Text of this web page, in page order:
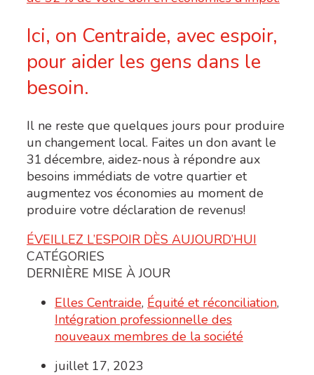
Ici, on Centraide, avec espoir,
pour aider les gens dans le
besoin.
Il ne reste que quelques jours pour produire
un changement local. Faites un don avant le
31 décembre, aidez-nous à répondre aux
besoins immédiats de votre quartier et
augmentez vos économies au moment de
produire votre déclaration de revenus!
ÉVEILLEZ L’ESPOIR DÈS AUJOURD’HUI
CATÉGORIES
DERNIÈRE MISE À JOUR
Elles Centraide, Équité et réconciliation,
Intégration professionnelle des
nouveaux membres de la société
juillet 17, 2023